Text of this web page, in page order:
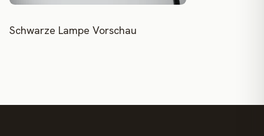
Schwarze Lampe Vorschau